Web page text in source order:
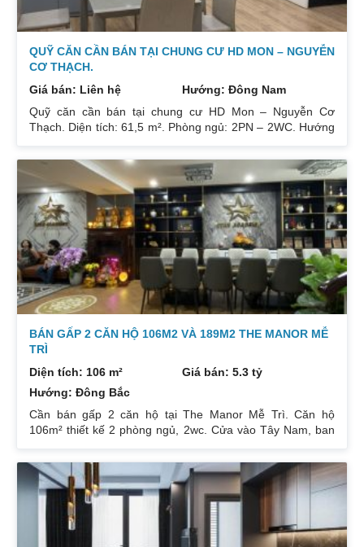
QUỸ CĂN CẦN BÁN TẠI CHUNG CƯ HD MON – NGUYỄN
CƠ THẠCH.
Giá bán: Liên hệ
Hướng: Đông Nam
Quỹ căn cần bán tại chung cư HD Mon – Nguyễn Cơ
Thạch. Diện tích: 61,5 m². Phòng ngủ: 2PN – 2WC. Hướng
Giá: 3 tỷ. Diện tích: 67 m². Phòng ngủ: 2PN 2WC. Hướng
ban công: Đông Nam. Nội thất: Nhà full đồ đẹp, Có sổ. Giá:
3 tỷ 250. Diện tích: 86 m². Phòng ngủ: 2PN 2WC. Hướng
ban công: Tây tứ trạch. Nội thất: Nhà full đồ. Có sổ. Giá: 4
tỷ.
BÁN GẤP 2 CĂN HỘ 106M2 VÀ 189M2 THE MANOR MỄ
TRÌ
Diện tích: 106 m²
Giá bán: 5.3 tỷ
Hướng: Đông Bắc
Cần bán gấp 2 căn hộ tại The Manor Mễ Trì. Căn hộ
106m² thiết kế 2 phòng ngủ, 2wc. Cửa vào Tây Nam, ban
189m² thiết kế 3 phòng ngủ, 2wc, 2 gác xép. Nhà đang ở.
Giá bán 7,4 tỷ. Cả 2 căn chủ nhà đều để lại toàn bộ nội
thất. Xem nhà liên hệ: 0832133366